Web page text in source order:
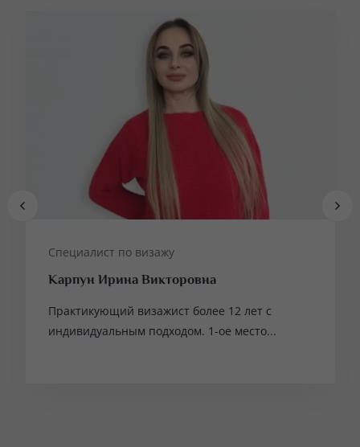
Специалист по визажу
Карпун Ирина Викторовна
Практикующий визажист более 12 лет с
индивидуальным подходом. 1-ое место...